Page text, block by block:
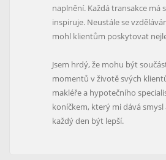
naplnění. Každá transakce má
inspiruje. Neustále se
mohl klientům poskytovat
Jsem hrdý, že mohu být
momentů v životě svých
makléře a hypotečního
koníčkem, který mi dává
každý den být lepší.